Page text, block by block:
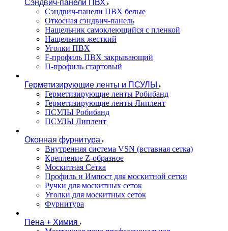
Сэндвич-панели ПВХ
Сэндвич-панели ПВХ белые
Откосная сэндвич-панель
Нащельник самоклеющийся с пленкой
Нащельник жесткий
Уголки ПВХ
F-профиль ПВХ закрывающий
П-профиль стартовый
Герметизирующие ленты и ПСУЛЫ
Герметизирующие ленты Робибанд
Герметизирующие ленты Липлент
ПСУЛЫ Робибанд
ПСУЛЫ Липлент
Оконная фурнитура
Внутренняя система VSN (вставная сетка)
Крепление Z-образное
Москитная Сетка
Профиль и Импост для москитной сетки
Ручки для москитных сеток
Уголки для москитных сеток
Фурнитура
Пена + Химия